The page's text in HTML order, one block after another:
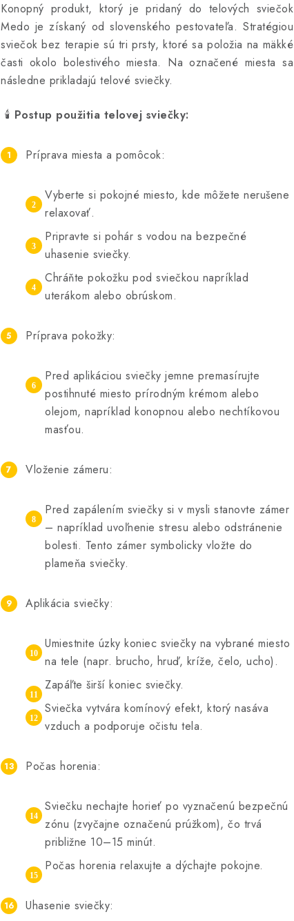
Konopný produkt, ktorý je pridaný do telových sviečok
Medo je získaný od slovenského pestovateľa. Stratégiou
sviečok bez terapie sú tri prsty, ktoré sa položia na mäkké
časti okolo bolestivého miesta. Na označené miesta sa
následne prikladajú telové sviečky.
🕯️ Postup použitia telovej sviečky:
Príprava miesta a pomôcok:
Vyberte si pokojné miesto, kde môžete nerušene
relaxovať.
Pripravte si pohár s vodou na bezpečné
uhasenie sviečky.
Chráňte pokožku pod sviečkou napríklad
uterákom alebo obrúskom.
Príprava pokožky:
Pred aplikáciou sviečky jemne premasírujte
postihnuté miesto prírodným krémom alebo
olejom, napríklad konopnou alebo nechtíkovou
masťou.
Vloženie zámeru:
Pred zapálením sviečky si v mysli stanovte zámer
– napríklad uvoľnenie stresu alebo odstránenie
bolesti. Tento zámer symbolicky vložte do
plameňa sviečky.
Aplikácia sviečky:
Umiestnite úzky koniec sviečky na vybrané miesto
na tele (napr. brucho, hruď, kríže, čelo, ucho).
Zapáľte širší koniec sviečky.
Sviečka vytvára komínový efekt, ktorý nasáva
vzduch a podporuje očistu tela.
Počas horenia:
Sviečku nechajte horieť po vyznačenú bezpečnú
zónu (zvyčajne označenú prúžkom), čo trvá
približne 10–15 minút.
Počas horenia relaxujte a dýchajte pokojne.
Uhasenie sviečky: